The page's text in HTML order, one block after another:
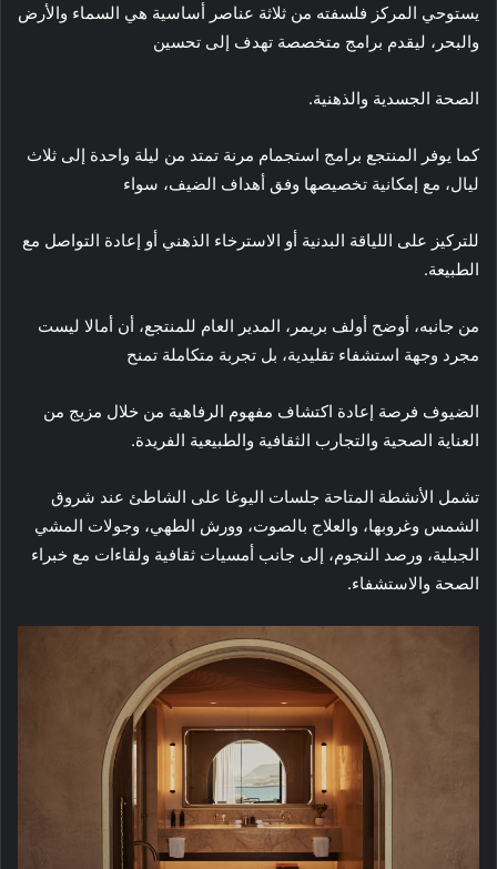
يستوحي المركز فلسفته من ثلاثة عناصر أساسية هي السماء والأرض
والبحر، ليقدم برامج متخصصة تهدف إلى تحسين
الصحة الجسدية والذهنية.
كما يوفر المنتجع برامج استجمام مرنة تمتد من ليلة واحدة إلى ثلاث
ليال، مع إمكانية تخصيصها وفق أهداف الضيف، سواء
للتركيز على اللياقة البدنية أو الاسترخاء الذهني أو إعادة التواصل مع
الطبيعة.
من جانبه، أوضح أولف بريمر، المدير العام للمنتجع، أن أمالا ليست
مجرد وجهة استشفاء تقليدية، بل تجربة متكاملة تمنح
الضيوف فرصة إعادة اكتشاف مفهوم الرفاهية من خلال مزيج من
العناية الصحية والتجارب الثقافية والطبيعية الفريدة.
تشمل الأنشطة المتاحة جلسات اليوغا على الشاطئ عند شروق
الشمس وغروبها، والعلاج بالصوت، وورش الطهي، وجولات المشي
الجبلية، ورصد النجوم، إلى جانب أمسيات ثقافية ولقاءات مع خبراء
الصحة والاستشفاء.